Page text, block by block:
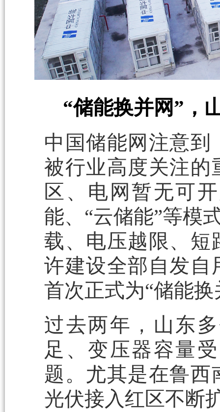
“储能换并网”，
中国储能网注意
被行业高度关注的
区、电网暂无可
能、“云储能”等模
载、电压越限、短
许建设全部自发自
首次正式为“储能
过去两年，山东
足、变压器容量
题。尤其是在鲁
光伏接入红区不断